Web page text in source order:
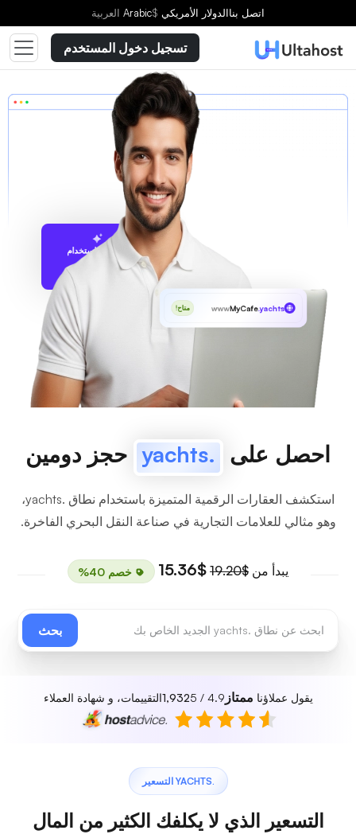
اتصل بناالدولار الأمريكي $
Arabic العربية
تسجيل دخول المستخدم
الاقتراح باستخدام
wwwMyCafe.yachts متاح!
احصل على .yachts حجز دومين
استكشف العقارات الرقمية المتميزة باستخدام نطاق .yachts،
وهو مثالي للعلامات التجارية في صناعة النقل البحري الفاخرة.
يبدأ من $19.20
$15.36 خصم 40%
بحث
يقول عملاؤنا ممتاز 4.9 / 5
1,932التقييمات، و شهادة العملاء
.YACHTS التسعير
التسعير الذي لا يكلفك الكثير من المال